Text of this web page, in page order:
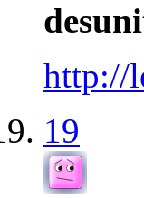
http://
19